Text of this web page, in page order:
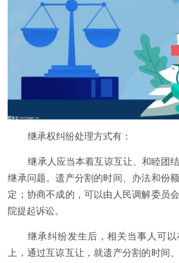
继承权纠纷处理方式有：
继承人应当本着互谅互让、和睦团
继承问题。遗产分割的时间、办法和份
定；协商不成的，可以由人民调解委员
院提起诉讼。
继承纠纷发生后，相关当事人可
上，通过互谅互让，就遗产分割的时间